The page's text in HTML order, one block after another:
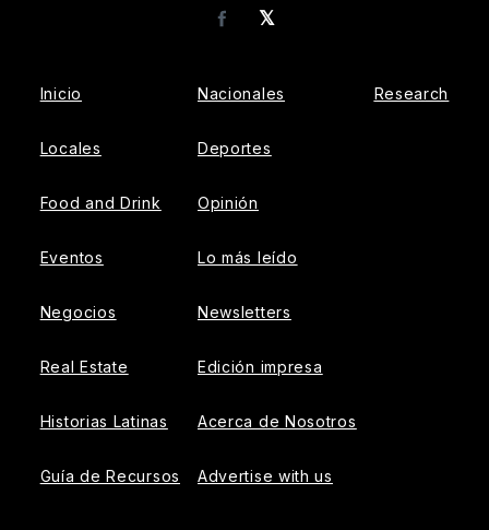
𝕏
Facebook
Inicio
Locales
Food and Drink
Eventos
Negocios
Real Estate
Historias Latinas
Guía de Recursos
Nacionales
Deportes
Opinión
Lo más leído
Newsletters
Edición impresa
Acerca de Nosotros
Advertise with us
Research